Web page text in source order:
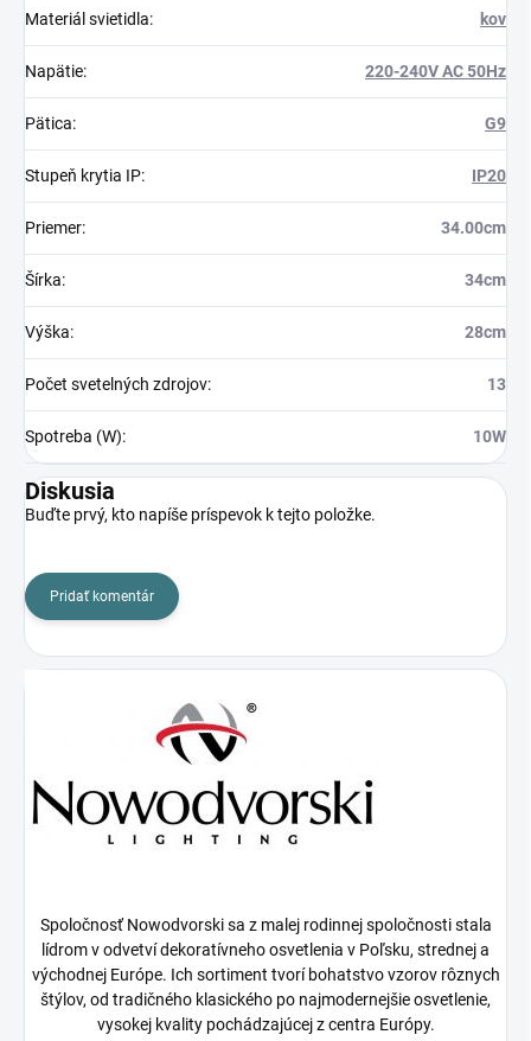
Materiál svietidla: kov
Napätie: 220-240V AC 50Hz
Pätica: G9
Stupeň krytia IP: IP20
Priemer: 34.00cm
Šírka: 34cm
Výška: 28cm
Počet svetelných zdrojov: 13
Spotreba (W): 10W
Diskusia
Buďte prvý, kto napíše príspevok k tejto položke.
Pridať komentár
Spoločnosť Nowodvorski sa z malej rodinnej spoločnosti stala
lídrom v odvetví dekoratívneho osvetlenia v Poľsku, strednej a
východnej Európe. Ich sortiment tvorí bohatstvo vzorov rôznych
štýlov, od tradičného klasického po najmodernejšie osvetlenie,
vysokej kvality pochádzajúcej z centra Európy.